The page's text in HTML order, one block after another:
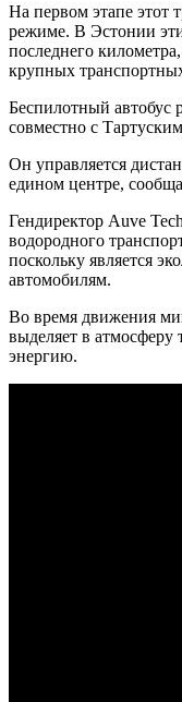
На первом этапе этот
режиме. В Эстонии
последнего
крупных
Беспилотный автобус
совместно с
Он управляется
едином центре,
Гендиректор Auve
водородного
поскольку является
автомобилям.
Во время движения
выделяет в атмосферу
энергию.